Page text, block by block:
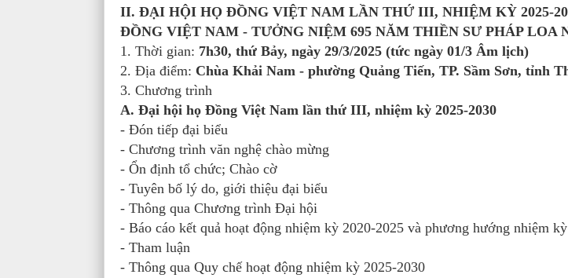
II. ĐẠI HỘI HỌ ĐỒNG VIỆT NAM LẦN THỨ III, NHIỆM KỲ 2025-
ĐỒNG VIỆT NAM - TƯỞNG NIỆM 695 NĂM THIỀN SƯ PHÁP LOA
1. Thời gian: 7h30, thứ Bảy, ngày 29/3/2025 (tức ngày 01/3 Âm lịch)
2. Địa điểm: Chùa Khải Nam - phường Quảng Tiến, TP. Sầm Sơn, tỉnh
3. Chương trình
A. Đại hội họ Đồng Việt Nam lần thứ III, nhiệm kỳ 2025-2030
- Đón tiếp đại biểu
- Chương trình văn nghệ chào mừng
- Ổn định tổ chức; Chào cờ
- Tuyên bố lý do, giới thiệu đại biểu
- Thông qua Chương trình Đại hội
- Báo cáo kết quả hoạt động nhiệm kỳ 2020-2025 và phương hướng nhiệm
- Tham luận
- Thông qua Quy chế hoạt động nhiệm kỳ 2025-2030